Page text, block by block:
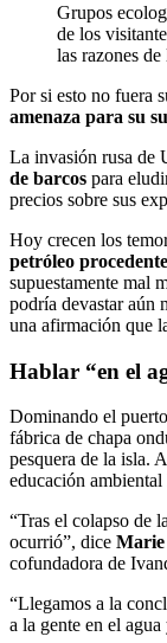
Grupos
de los
las razones
Por si esto no fuera
amenaza para su
La invasión rusa de
de barcos para
precios sobre sus
Hoy crecen los
petróleo
supuestamente mal
podría devastar aún
una afirmación que
Hablar “en el
Dominando el
fábrica de chapa
pesquera de la isla.
educación
“Tras el colapso de
ocurrió”, dice
cofundadora de
“Llegamos a la
a la gente en el